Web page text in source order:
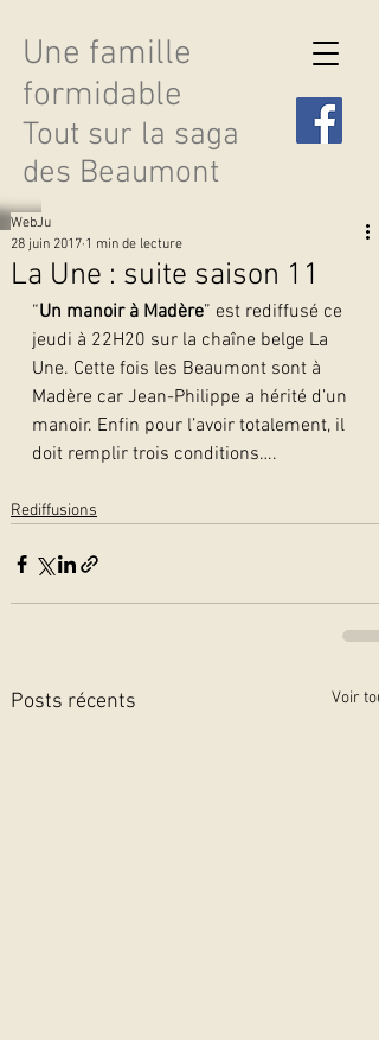
Une famille
formidable
Tout sur la saga
des Beaumont
Découvrir les saisons
La Une : suite saison 11
WebJu
28 juin 2017 1 min de lecture
“Un manoir à Madère” est rediffusé ce
jeudi à 22H20 sur la chaîne belge La
Une. Cette fois les Beaumont sont à
Madère car Jean-Philippe a hérité d’un
manoir. Enfin pour l’avoir totalement, il
doit remplir trois conditions….
Rediffusions
Posts récents Voir tout